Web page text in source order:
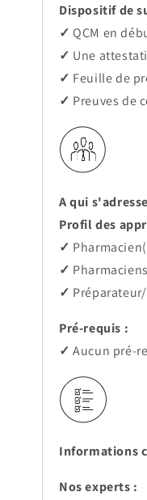
Dispositif de
✓QCM en
✓ Une
✓ Feuille de
✓ Preuves de
A qui
Profil des
✓
✓
✓
Pré-requis :
✓Aucun pré-
Informations
Nos experts :